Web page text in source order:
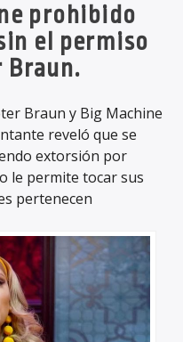
prohibido
el permiso
Braun.
Braun y Big Machine
reveló que se
extorsión por
le permite tocar sus
pertenecen